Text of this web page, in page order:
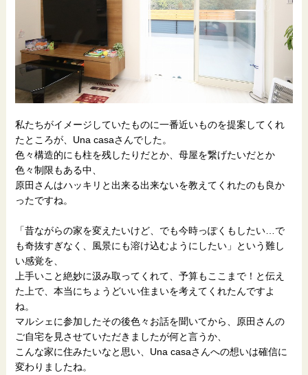
私たちがイメージしていたものに一番近いものを提案してくれ
たところが、Una casaさんでした。
色々構造的にも柱を残したりだとか、母屋を繋げたいだとか
色々制限もある中、
原田さんはハッキリと出来る出来ないを教えてくれたのも良か
ったですね。
「昔ながらの家を変えたいけど、でも今時っぽくもしたい…で
も奇抜すぎなく、風景にも溶け込むようにしたい」という難し
い感覚を、
上手いこと絶妙に汲み取ってくれて、予算もここまで！と伝え
た上で、本当にちょうどいい住まいを考えてくれたんですよ
ね。
マルシェに参加したその後色々お話を聞いてから、原田さんの
ご自宅を見させていただきましたが何と言うか、
こんな家に住みたいなと思い、Una casaさんへの想いは確信に
変わりましたね。